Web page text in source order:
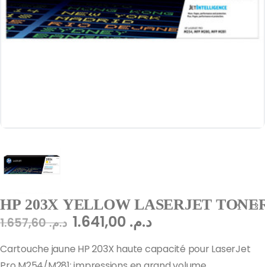
HP 203X YELLOW LASERJET
د.م.1.657,60 د.م.
Cartouche jaune HP 203X haute capacité pour LaserJet